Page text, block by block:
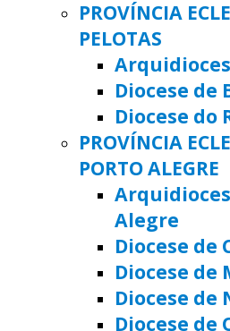
PROVÍNCIA
PELOTAS
Diocese de
Diocese do
PROVÍNCIA
PORTO ALEGRE
Alegre
Diocese de
Diocese
Diocese de
Diocese de